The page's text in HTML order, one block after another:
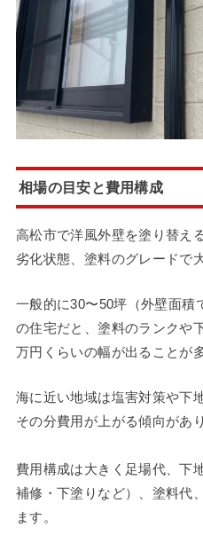
相場の目安と費用構成
高松市で洋風外壁を塗り替え
劣化状態、塗料のグレードで
一般的に30〜50坪（外壁面積
の住宅だと、塗料のランクや
万円くらいの幅が出ることが
海に近い地域は塩害対策や下
その分費用が上がる傾向があ
費用構成は大きく足場代、下
補修・下塗りなど）、塗料代
ます。